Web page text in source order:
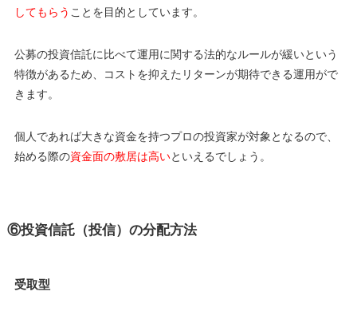
してもらう ことを目的としています。
公募の投資信託に比べて運用に関する法的なルールが緩いという
特徴があるため、コストを抑えたリターンが期待できる運用がで
きます。
個人であれば大きな資金を持つプロの投資家が対象となるので、
始める際の資金面の敷居は高いといえるでしょう。
⑥投資信託（投信）の分配方法
受取型